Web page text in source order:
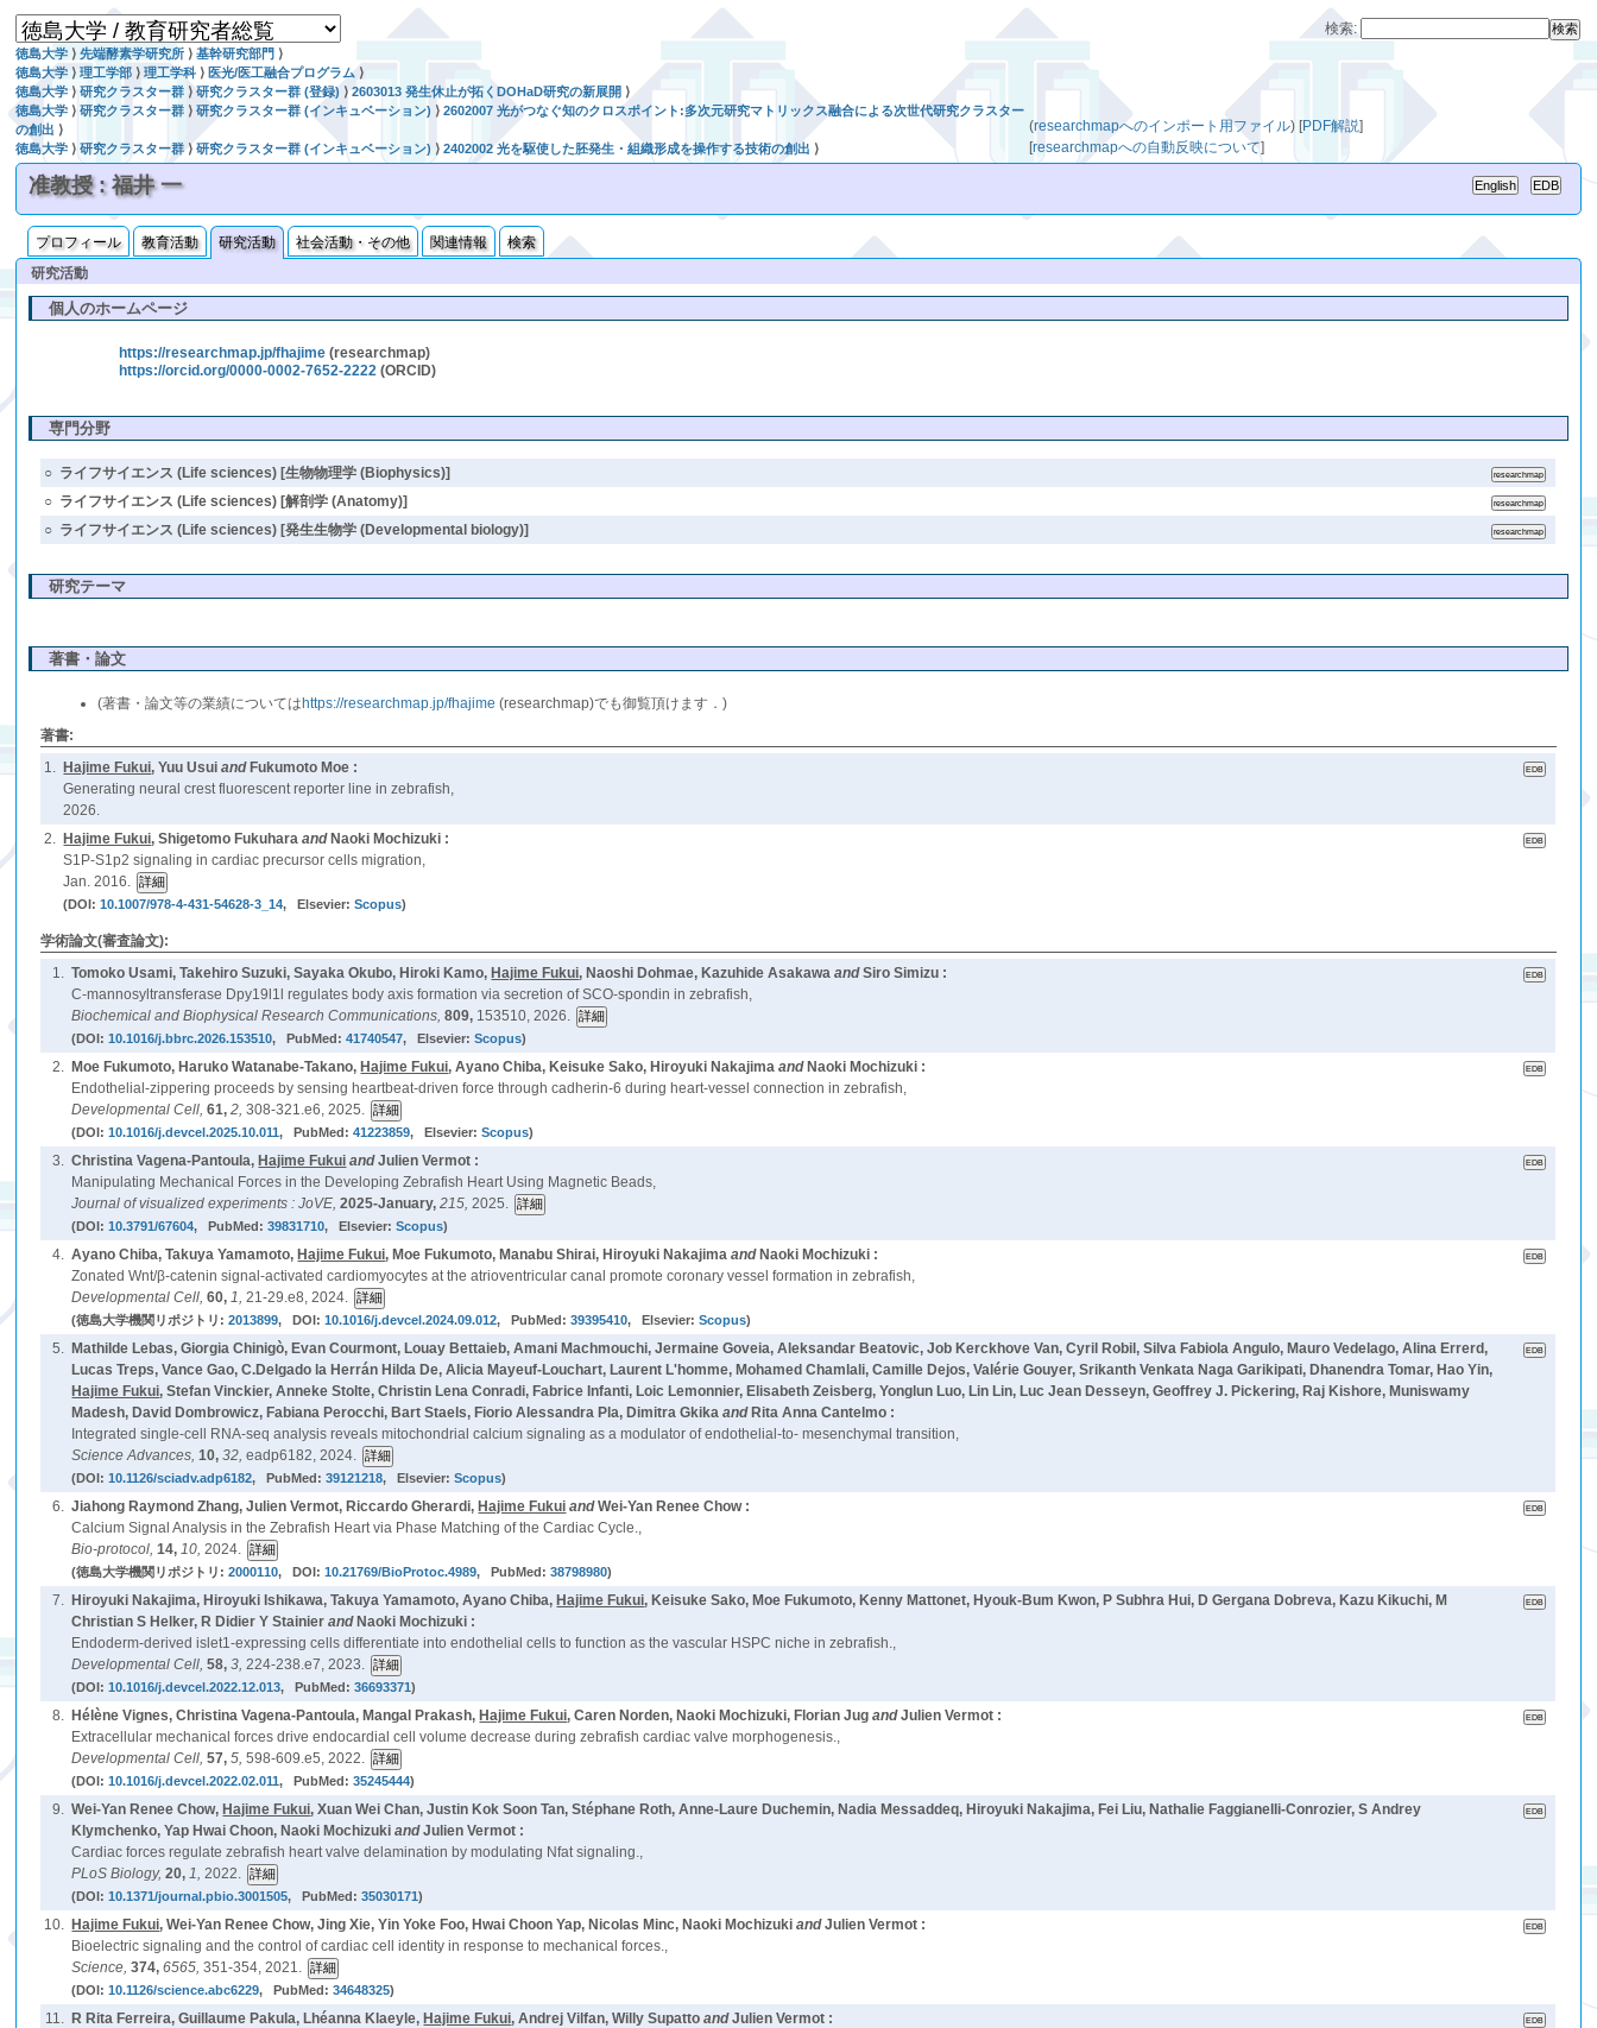
検索:
徳島大学 ⟩先端酵素学研究所 ⟩基幹研究部門 ⟩
徳島大学 ⟩理工学部 ⟩理工学科 ⟩ 医光/医工融合プログラム⟩
徳島大学⟩研究クラスター群 ⟩研究クラスター群 (登録) ⟩2603013 発生休止が拓くDOHaD研究の新展開 ⟩
徳島大学 ⟩研究クラスター群 ⟩研究クラスター群 (インキュベーション) ⟩2602007 光がつなぐ知のクロスポイント:多次元研究マトリックス融合による次世代研究クラスター
の創出 ⟩
徳島大学 ⟩研究クラスター群⟩研究クラスター群 (インキュベーション) ⟩2402002 光を駆使した胚発生・組織形成を操作する技術の創出 ⟩
(researchmapへのインポート用ファイル) [PDF解説]
[researchmapへの自動反映について]
准教授 : 福井 一
プロフィール 教育活動 研究活動 社会活動・その他 関連情報
検索
研究活動
個人のホームページ
https://researchmap.jp/fhajime (researchmap)
https://orcid.org/0000-0002-7652-2222 (ORCID)
専門分野
○ ライフサイエンス (Life sciences) [生物物理学 (Biophysics)]
○ ライフサイエンス (Life sciences) [解剖学 (Anatomy)]
○ ライフサイエンス (Life sciences) [発生生物学 (Developmental biology)]
研究テーマ
著書・論文
(著書・論文等の業績については https://researchmap.jp/fhajime (researchmap)でも御覧頂けます．)
著書:
1. Hajime Fukui, Yuu Usui and Fukumoto Moe :
Generating neural crest fluorescent reporter line in zebrafish,
2026.
2. Hajime Fukui, Shigetomo Fukuhara and Naoki Mochizuki :
S1P-S1p2 signaling in cardiac precursor cells migration,
Jan. 2016.
(DOI:10.1007/978-4-431-54628-3_14, Elsevier:Scopus)
学術論文(審査論文):
1. Tomoko Usami, Takehiro Suzuki, Sayaka Okubo, Hiroki Kamo, Hajime Fukui, Naoshi Dohmae, Kazuhide Asakawa andSiro Simizu :
C-mannosyltransferase Dpy19l1l regulates body axis formation via secretion of SCO-spondin in zebrafish,
Biochemical and Biophysical Research Communications,809, 153510, 2026.
(DOI:10.1016/j.bbrc.2026.153510, PubMed:41740547, Elsevier:Scopus)
2. Moe Fukumoto, Haruko Watanabe-Takano, Hajime Fukui, Ayano Chiba, Keisuke Sako, Hiroyuki Nakajima and Naoki Mochizuki :
Endothelial-zippering proceeds by sensing heartbeat-driven force through cadherin-6 during heart-vessel connection in zebrafish,
Developmental Cell,61,2,308-321.e6, 2025.
(DOI:10.1016/j.devcel.2025.10.011, PubMed:41223859, Elsevier:Scopus)
3. Christina Vagena-Pantoula, Hajime Fukui andJulien Vermot :
Manipulating Mechanical Forces in the Developing Zebrafish Heart Using Magnetic Beads,
Journal of visualized experiments : JoVE,2025-January,215,2025.
(DOI:10.3791/67604, PubMed:39831710, Elsevier:Scopus)
4. Ayano Chiba, Takuya Yamamoto, Hajime Fukui, Moe Fukumoto, Manabu Shirai, Hiroyuki Nakajima and Naoki Mochizuki :
Zonated Wnt/β-catenin signal-activated cardiomyocytes at the atrioventricular canal promote coronary vessel formation in zebrafish,
Developmental Cell,60,1,21-29.e8, 2024.
(徳島大学機関リポジトリ:2013899, DOI:10.1016/j.devcel.2024.09.012, PubMed:39395410, Elsevier:Scopus)
5. Mathilde Lebas, Giorgia Chinigò, Evan Courmont, Louay Bettaieb, Amani Machmouchi, Jermaine Goveia, Aleksandar Beatovic, Job Kerckhove Van, Cyril Robil, Silva Fabiola Angulo, Mauro Vedelago, Alina Errerd,
Lucas Treps, Vance Gao, C.Delgado la Herrán Hilda De, Alicia Mayeuf-Louchart, Laurent L'homme, Mohamed Chamlali, Camille Dejos, Valérie Gouyer, Srikanth Venkata Naga Garikipati, Dhanendra Tomar, Hao Yin,
Hajime Fukui, Stefan Vinckier, Anneke Stolte, Christin Lena Conradi, Fabrice Infanti, Loic Lemonnier, Elisabeth Zeisberg, Yonglun Luo, Lin Lin, Luc Jean Desseyn, Geoffrey J. Pickering, Raj Kishore, Muniswamy
Madesh, David Dombrowicz, Fabiana Perocchi, Bart Staels, Fiorio Alessandra Pla, Dimitra Gkika and Rita Anna Cantelmo :
Integrated single-cell RNA-seq analysis reveals mitochondrial calcium signaling as a modulator of endothelial-to- mesenchymal transition,
Science Advances,10,32,eadp6182, 2024.
(DOI:10.1126/sciadv.adp6182, PubMed:39121218, Elsevier:Scopus)
6. Jiahong Raymond Zhang, Julien Vermot, Riccardo Gherardi, Hajime Fukui andWei-Yan Renee Chow :
Calcium Signal Analysis in the Zebrafish Heart via Phase Matching of the Cardiac Cycle.,
Bio-protocol,14,10,2024.
(徳島大学機関リポジトリ:2000110, DOI:10.21769/BioProtoc.4989, PubMed:38798980)
7. Hiroyuki Nakajima, Hiroyuki Ishikawa, Takuya Yamamoto, Ayano Chiba, Hajime Fukui, Keisuke Sako, Moe Fukumoto, Kenny Mattonet, Hyouk-Bum Kwon, P Subhra Hui, D Gergana Dobreva, Kazu Kikuchi, M
Christian S Helker, R Didier Y Stainier and Naoki Mochizuki :
Endoderm-derived islet1-expressing cells differentiate into endothelial cells to function as the vascular HSPC niche in zebrafish.,
Developmental Cell,58,3,224-238.e7, 2023.
(DOI:10.1016/j.devcel.2022.12.013, PubMed:36693371)
8. Hélène Vignes, Christina Vagena-Pantoula, Mangal Prakash, Hajime Fukui, Caren Norden, Naoki Mochizuki, Florian Jug andJulien Vermot :
Extracellular mechanical forces drive endocardial cell volume decrease during zebrafish cardiac valve morphogenesis.,
Developmental Cell,57,5,598-609.e5, 2022.
(DOI:10.1016/j.devcel.2022.02.011, PubMed:35245444)
9. Wei-Yan Renee Chow, Hajime Fukui, Xuan Wei Chan, Justin Kok Soon Tan, Stéphane Roth, Anne-Laure Duchemin, Nadia Messaddeq, Hiroyuki Nakajima, Fei Liu, Nathalie Faggianelli-Conrozier, S Andrey
Klymchenko, Yap Hwai Choon, Naoki Mochizuki andJulien Vermot :
Cardiac forces regulate zebrafish heart valve delamination by modulating Nfat signaling.,
PLoS Biology,20,1,2022.
(DOI:10.1371/journal.pbio.3001505, PubMed:35030171)
10. Hajime Fukui, Wei-Yan Renee Chow, Jing Xie, Yin Yoke Foo, Hwai Choon Yap, Nicolas Minc, Naoki Mochizuki andJulien Vermot :
Bioelectric signaling and the control of cardiac cell identity in response to mechanical forces.,
Science,374,6565,351-354, 2021.
(DOI:10.1126/science.abc6229, PubMed:34648325)
11. R Rita Ferreira, Guillaume Pakula, Lhéanna Klaeyle, Hajime Fukui, Andrej Vilfan, Willy Supatto andJulien Vermot :